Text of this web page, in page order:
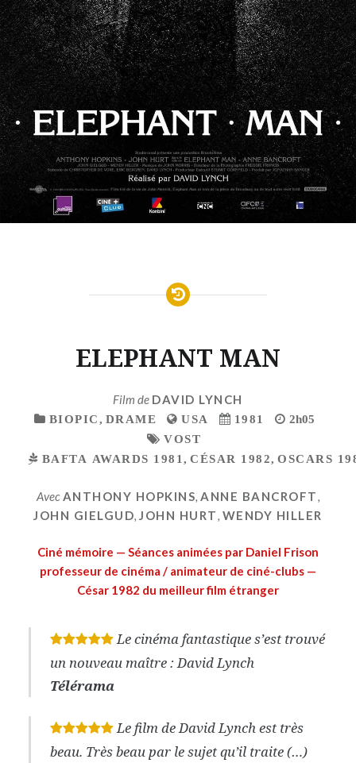
ELEPHANT MAN
Film de DAVID LYNCH
BIOPIC , DRAME USA 1981
2h05
VOST
BAFTA AWARDS 1981,CÉSAR 1982,OSCARS
AvecANTHONY HOPKINS, ANNE BANCROFT,
JOHN GIELGUD,JOHN HURT, WENDY HILLER
Ciné mémoire — Séances animées par Daniel Frison
professeur de cinéma / animateur de ciné-clubs —
César 1982 du meilleur film étranger
* * * * *Le cinéma fantastique s’est trouvé
un nouveau maître : David Lynch
Télérama
* * * * *Le film de David Lynch est très
beau. Très beau par le sujet qu’il traite (…)